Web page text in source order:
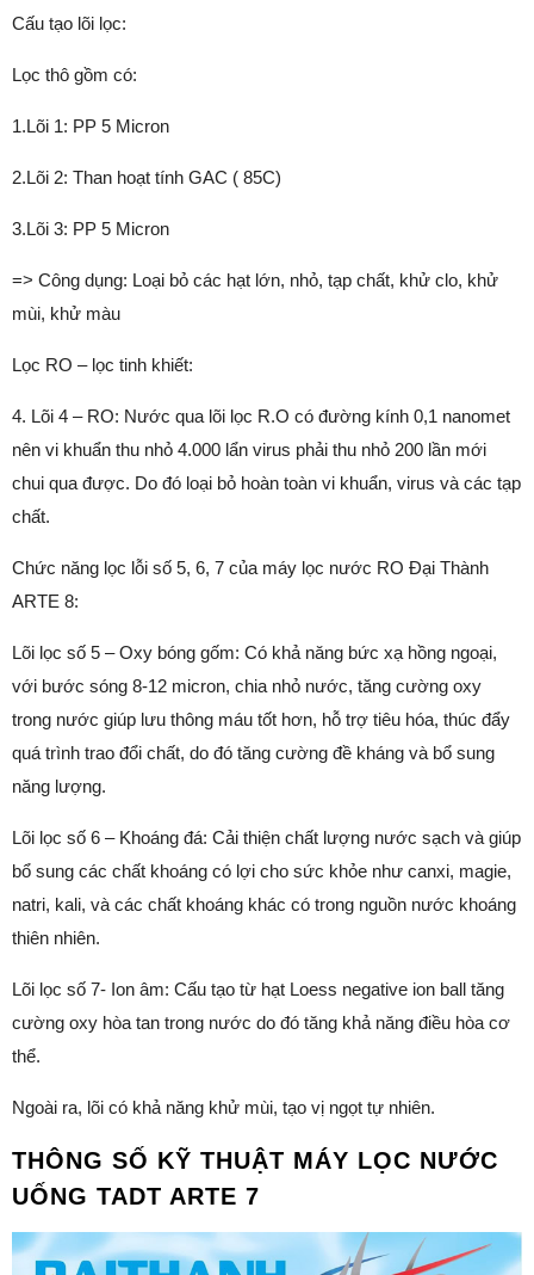
Cấu tạo lõi lọc:
Lọc thô gồm có:
1.Lõi 1: PP 5 Micron
2.Lõi 2: Than hoạt tính GAC ( 85C)
3.Lõi 3: PP 5 Micron
=> Công dụng: Loại bỏ các hạt lớn, nhỏ, tạp chất, khử clo, khử
mùi, khử màu
Lọc RO – lọc tinh khiết:
4. Lõi 4 – RO: Nước qua lõi lọc R.O có đường kính 0,1 nanomet
nên vi khuẩn thu nhỏ 4.000 lẩn virus phải thu nhỏ 200 lần mới
chui qua được. Do đó loại bỏ hoàn toàn vi khuẩn, virus và các tạp
chất.
Chức năng lọc lỗi số 5, 6, 7 của máy lọc nước RO Đại Thành
ARTE 8:
Lõi lọc số 5 – Oxy bóng gốm: Có khả năng bức xạ hồng ngoại,
với bước sóng 8-12 micron, chia nhỏ nước, tăng cường oxy
trong nước giúp lưu thông máu tốt hơn, hỗ trợ tiêu hóa, thúc đẩy
quá trình trao đổi chất, do đó tăng cường đề kháng và bổ sung
năng lượng.
Lõi lọc số 6 – Khoáng đá: Cải thiện chất lượng nước sạch và giúp
bổ sung các chất khoáng có lợi cho sức khỏe như canxi, magie,
natri, kali, và các chất khoáng khác có trong nguồn nước khoáng
thiên nhiên.
Lõi lọc số 7- Ion âm: Cấu tạo từ hạt Loess negative ion ball tăng
cường oxy hòa tan trong nước do đó tăng khả năng điều hòa cơ
thể.
Ngoài ra, lõi có khả năng khử mùi, tạo vị ngọt tự nhiên.
THÔNG SỐ KỸ THUẬT MÁY LỌC NƯỚC
UỐNG TADT ARTE 7